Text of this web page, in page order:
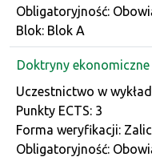
Obligatoryjność:
Blok: Blok A
Doktryny
Dane przedmiotu
Uczestnictwo w
Punkty ECTS: 3
Forma weryfikacji:
Obligatoryjność: